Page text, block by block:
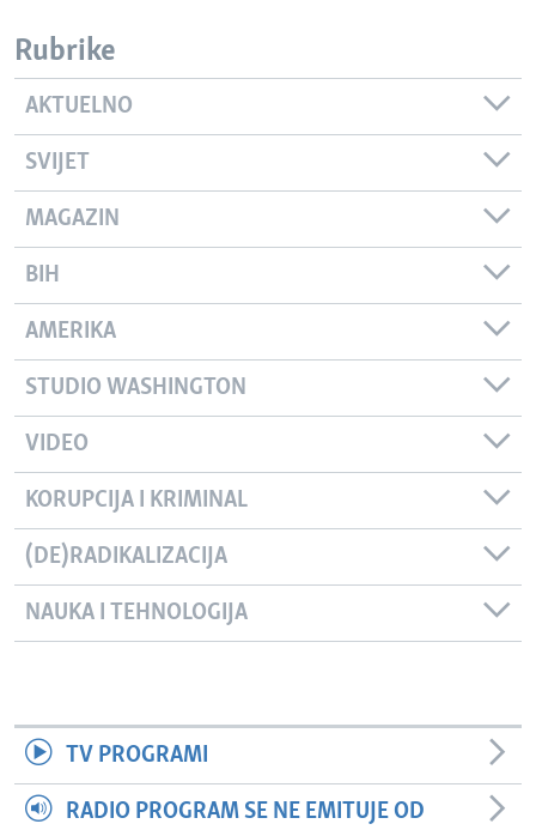
Rubrike
AKTUELNO
SVIJET
MAGAZIN
BIH
AMERIKA
STUDIO WASHINGTON
VIDEO
KORUPCIJA I KRIMINAL
(DE)RADIKALIZACIJA
NAUKA I TEHNOLOGIJA
TV PROGRAMI
RADIO PROGRAM SE NE EMITUJE OD